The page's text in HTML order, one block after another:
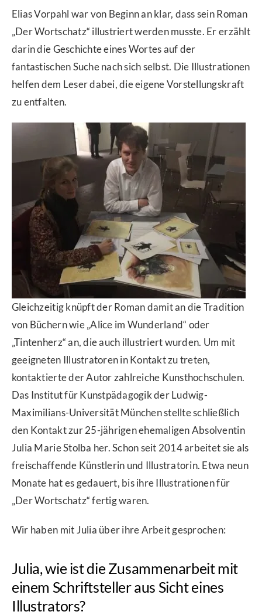
Elias Vorpahl war von Beginn an klar, dass sein Roman
„Der Wortschatz“ illustriert werden musste. Er erzählt
darin die Geschichte eines Wortes auf der
fantastischen Suche nach sich selbst. Die Illustrationen
helfen dem Leser dabei, die eigene Vorstellungskraft
zu entfalten.
Gleichzeitig knüpft der Roman damit an die Tradition
von Büchern wie „Alice im Wunderland“ oder
„Tintenherz“ an, die auch illustriert wurden. Um mit
geeigneten Illustratoren in Kontakt zu treten,
kontaktierte der Autor zahlreiche Kunsthochschulen.
Das Institut für Kunstpädagogik der Ludwig-
Maximilians-Universität München stellte schließlich
den Kontakt zur 25-jährigen ehemaligen Absolventin
Julia Marie Stolba her. Schon seit 2014 arbeitet sie als
freischaffende Künstlerin und Illustratorin. Etwa neun
Monate hat es gedauert, bis ihre Illustrationen für
„Der Wortschatz“ fertig waren.
Wir haben mit Julia über ihre Arbeit gesprochen:
Julia, wie ist die Zusammenarbeit mit
einem Schriftsteller aus Sicht eines
Illustrators?